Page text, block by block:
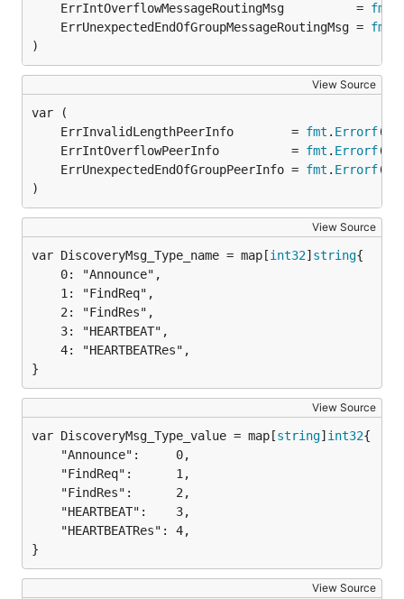
	ErrIntOverflowMessageRoutingMsg          =
fmt
	ErrUnexpectedEndOfGroupMessageRoutingMsg =
fmt
)
View Source
	ErrInvalidLengthPeerInfo        =
fmt . Errorf
	ErrIntOverflowPeerInfo          =
fmt . Errorf
	ErrUnexpectedEndOfGroupPeerInfo =
fmt . Errorf
)
View Source
var DiscoveryMsg_Type_name = map[int32] string
}
View Source
var DiscoveryMsg_Type_value = map[string] int32
}
View Source